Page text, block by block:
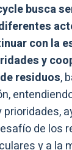
busca
con la
y
residuos,
de los
y a la